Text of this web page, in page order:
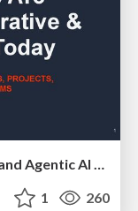
How People are Using Generative and Agentic AI to Supercharge Their Products, Projects, Services and Value Streams Today
1 260